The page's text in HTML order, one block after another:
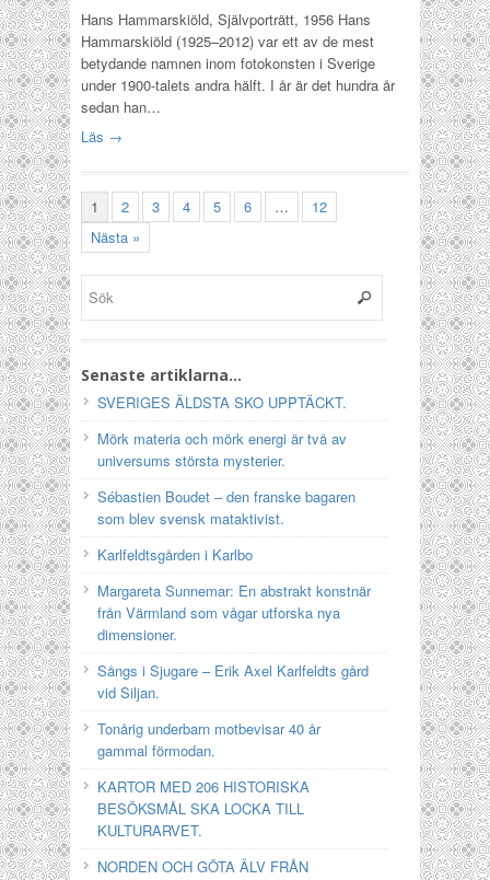
Hans Hammarskiöld, Självporträtt, 1956 Hans
Hammarskiöld (1925–2012) var ett av de mest
betydande namnen inom fotokonsten i Sverige
under 1900-talets andra hälft. I år är det hundra år
sedan han…
Läs →
1 2 3 4 5 6 …
12
Nästa »
Senaste artiklarna…
SVERIGES ÄLDSTA SKO UPPTÄCKT.
Mörk materia och mörk energi är två av
universums största mysterier.
Sébastien Boudet – den franske bagaren
som blev svensk mataktivist.
Karlfeldtsgården i Karlbo
Margareta Sunnemar: En abstrakt konstnär
från Värmland som vågar utforska nya
dimensioner.
Sångs i Sjugare – Erik Axel Karlfeldts gård
vid Siljan.
Tonårig underbarn motbevisar 40 år
gammal förmodan.
KARTOR MED 206 HISTORISKA
BESÖKSMÅL SKA LOCKA TILL
KULTURARVET.
NORDEN OCH GÖTA ÄLV FRÅN